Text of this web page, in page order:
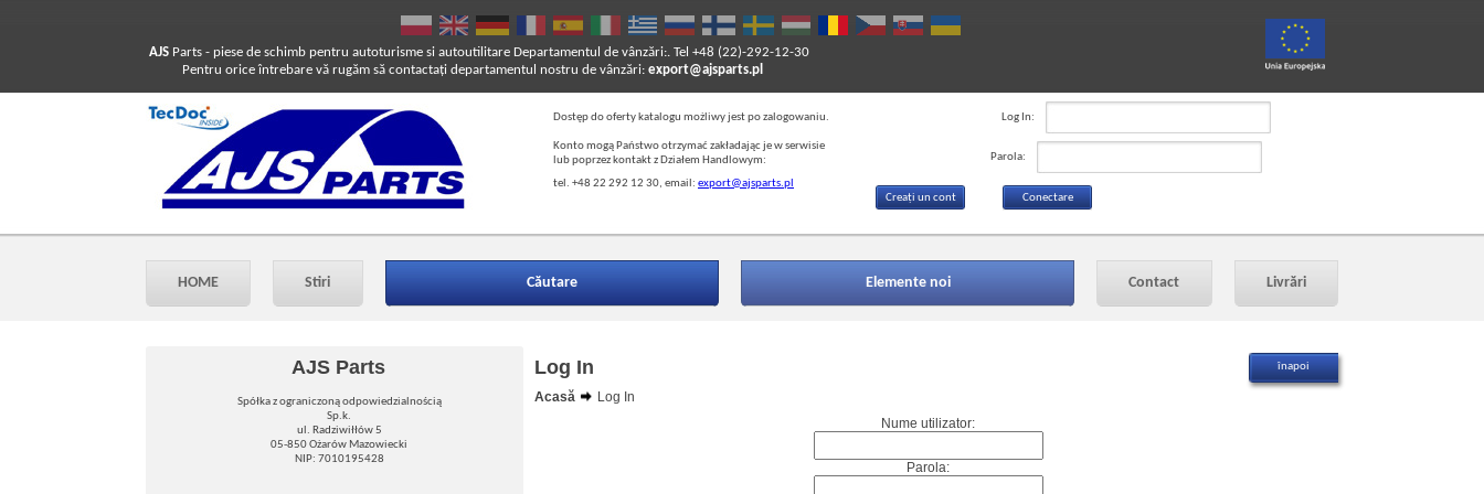
AJS Parts - piese de schimb pentru autoturisme si autoutilitare
Pentru orice întrebare vă rugăm să contactaţi departamentul nostru de vânzări: export@ajsparts.pl
Departamentul de vânzări:. Tel +48 (22)-292-12-30
Dostęp do oferty katalogu możliwy jest po zalogowaniu.
Konto mogą Państwo otrzymać zakładając je w serwisie
lub poprzez kontakt z Działem Handlowym:
tel. +48 22 292 12 30, email: export@ajsparts.pl
Log In:
Parola:
Creați un cont
HOME Stiri Căutare Elemente noi Contact Livrări
AJS Parts
Spółka z ograniczoną odpowiedzialnością
Sp.k.
ul. Radziwiłłów 5
05-850 Ożarów Mazowiecki
NIP: 7010195428
Log In
Acasă
Log In
Nume utilizator:
Parola: